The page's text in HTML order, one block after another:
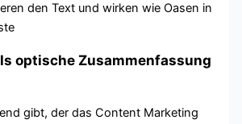
den Text und wirken wie Oasen in
optische Zusammenfassung
gibt, der das Content Marketing